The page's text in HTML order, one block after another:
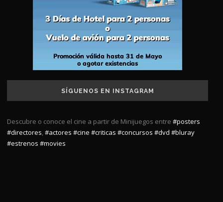
SÍGUENOS EN INSTAGRAM
Descubre o conoce el cine a partir de Minijuegos entre #posters
#directores,#actores #cine #criticas #concursos #dvd #bluray
#estrenos #movies